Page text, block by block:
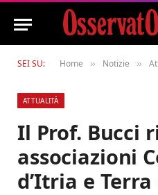
SEI SU: Home » Notizie »
ATTUALITÀ
Il Prof. Bucci
associazioni
d’Itria e Terra